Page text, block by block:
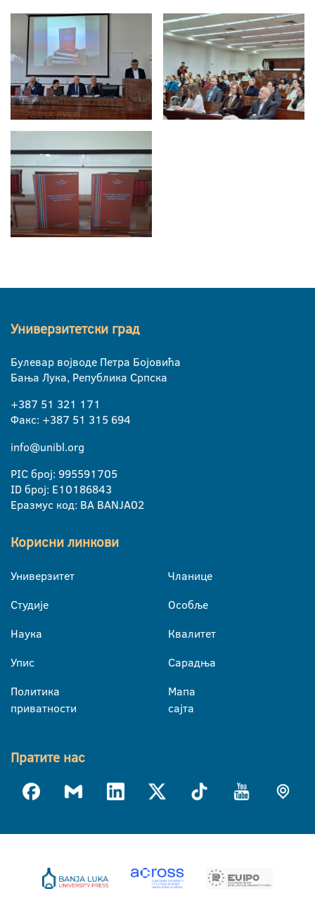
Универзитетски град
Булевар војводе Петра Бојовића
Бања Лука, Република Српска
+387 51 321 171
Факс: +387 51 315 694
info@unibl.org
PIC број: 995591705
ID број: E10186843
Еразмус код: BA BANJA02
Корисни линкови
Универзитет
Студије
Наука
Упис
Политика
приватности
Чланице
Особље
Квалитет
Сарадња
Мапа
сајта
Пратите нас